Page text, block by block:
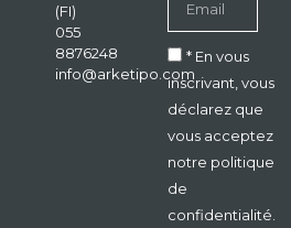
(FI)
055
8876248
info@arketipo.com
* En vous
inscrivant, vous
déclarez que
vous acceptez
notre politique
de
confidentialité.